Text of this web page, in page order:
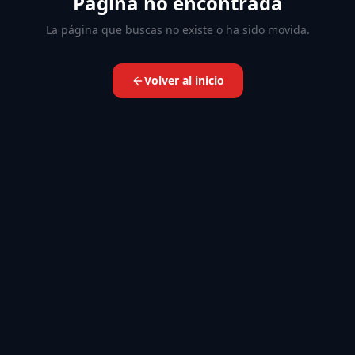
La página que buscas no existe o ha sido movida.
Volver al inicio